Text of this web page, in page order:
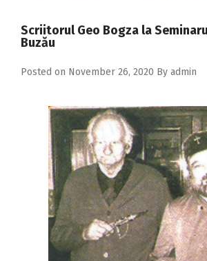
2017
Scriitorul Geo Bogza la
Buzău
Posted on November 26, 2020 By admin